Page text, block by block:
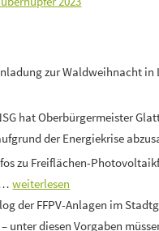
zur Waldweihnacht
hat Oberbürgermeister
der Energiekrise
zu Freiflächen-
weiterlesen
der FFPV-Anlagen im
unter diesen Vorgaben